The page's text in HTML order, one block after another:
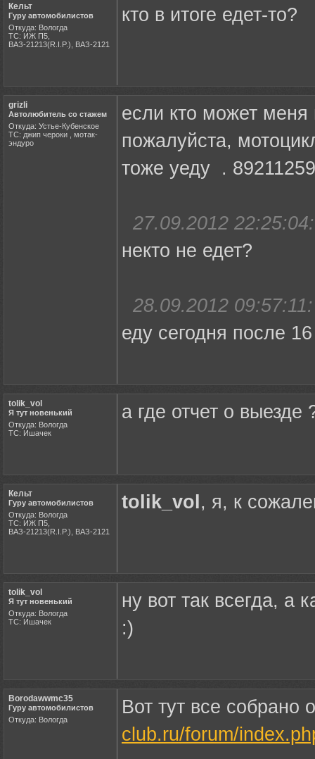
Кельт
Гуру автомобилистов
Откуда: Вологда
ТС: ИЖ П5,
ВАЗ-21213(R.I.P.), ВАЗ-2121
кто в итоге едет-то?
grizli
Автолюбитель со стажем
Откуда: Устье-Кубенское
ТС: джип чероки , мотак-
эндуро
если кто может меня
пожалуйста,
тоже уеду .
27.09.2012 22:25:04:
некто не едет?
28.09.2012 09:57:11:
еду сегодня после
tolik_vol
Я тут новенький
Откуда: Вологда
ТС: Ишачек
а где отчет о выезде
Кельт
Гуру автомобилистов
Откуда: Вологда
ТС: ИЖ П5,
ВАЗ-21213(R.I.P.), ВАЗ-2121
tolik_vol , я, к
tolik_vol
Я тут новенький
Откуда: Вологда
ТС: Ишачек
ну вот так всегда, а
:)
Borodawwmc35
Гуру автомобилистов
Откуда: Вологда
Вот тут все
club.ru/forum/